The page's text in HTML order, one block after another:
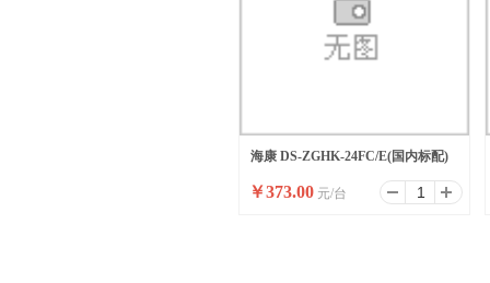
海康 DS-ZGHK-24FC/E(国内标配)
￥373.00 元/台